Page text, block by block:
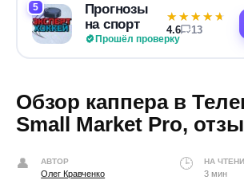
5
Прогнозы
на спорт
Прошёл проверку
★★★★★
★★★★★
4.6 13
Обзор каппера в
Small Market Pro,
АВТОР
Олег Кравченко
НА
3 мин